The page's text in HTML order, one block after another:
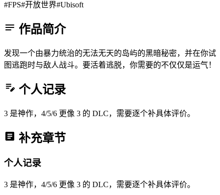
#FPS#开放世界#Ubisoft
作品简介
发现一个由暴力统治的无法无天的岛屿的黑暗秘密，并在你试
图逃跑时与敌人战斗。要活着逃脱，你需要的不仅仅是运气！
个人记录
3 是神作，4/5/6 更像 3 的 DLC，需要逐个补具体评价。
补充章节
个人记录
3 是神作，4/5/6 更像 3 的 DLC，需要逐个补具体评价。